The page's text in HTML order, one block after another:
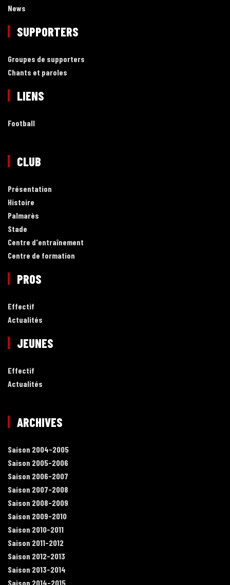
News
SUPPORTERS
Groupes de supporters
Chants et paroles
LIENS
Football
CLUB
Présentation
Histoire
Palmarès
Stade
Centre d'entraînement
Centre de formation
PROS
Effectif
Actualités
JEUNES
Effectif
Actualités
ARCHIVES
Saison 2004-2005
Saison 2005-2006
Saison 2006-2007
Saison 2007-2008
Saison 2008-2009
Saison 2009-2010
Saison 2010-2011
Saison 2011-2012
Saison 2012-2013
Saison 2013-2014
Saison 2014-2015